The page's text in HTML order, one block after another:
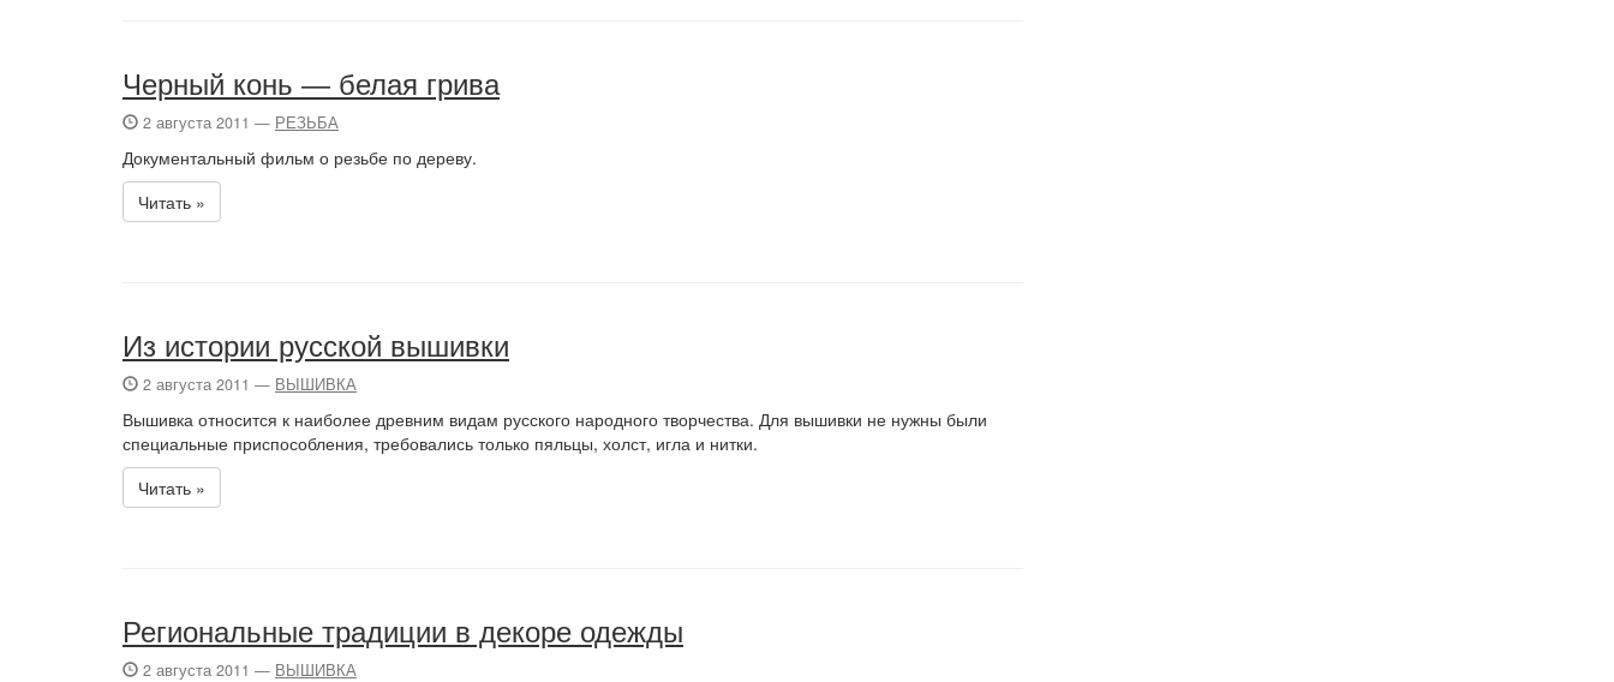
Черный конь — белая грива
2 августа 2011 — РЕЗЬБА
Документальный фильм о резьбе по дереву.
Читать »
Из истории русской вышивки
2 августа 2011 — ВЫШИВКА
Вышивка относится к наиболее древним видам русского народного творчества. Для вышивки не нужны были
специальные приспособления, требовались только пяльцы, холст, игла и нитки.
Читать »
Региональные традиции в декоре одежды
2 августа 2011 — ВЫШИВКА